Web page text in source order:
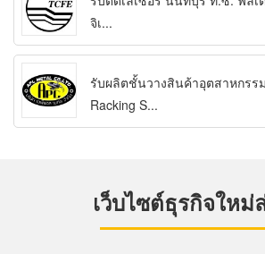
จิเ...
รับผลิตชั้นวางสินค้าอุตสาหกรร
Racking S...
เว็บไซต์ธุรกิจใหม่